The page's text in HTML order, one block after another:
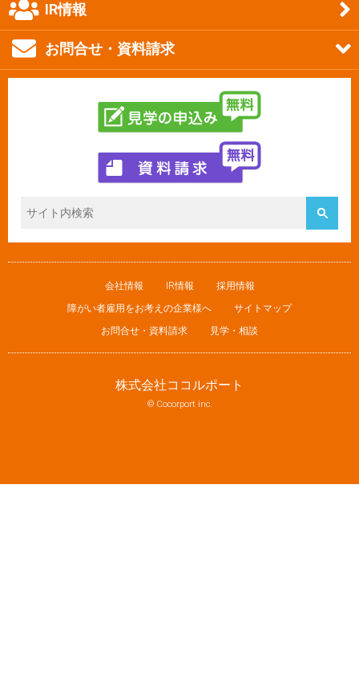
IR情報
お問合せ・資料請求
会社情報 IR情報
採用情報
障がい者雇用をお考えの企業様へ
サイトマップ
お問合せ・資料請求
見学・相談
株式会社ココルポート
© Cocorport inc.